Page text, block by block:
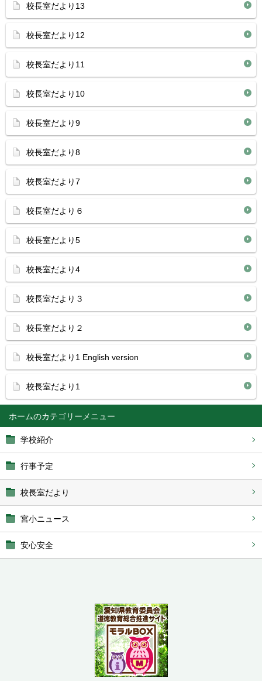
ホーム
学校紹介
行事予定
校長室だより
宮小ニュース
安心安全
校長室だより13
校長室だより12
校長室だより11
校長室だより10
校長室だより9
校長室だより8
校長室だより7
校長室だより６
校長室だより5
校長室だより4
校長室だより３
校長室だより２
校長室だより1 English version
校長室だより1